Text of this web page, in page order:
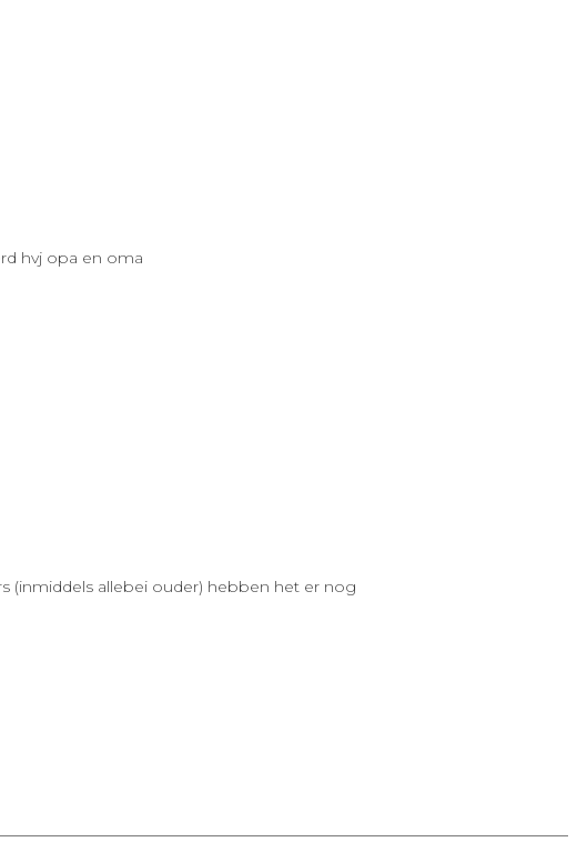
hvj opa en oma
(inmiddels allebei ouder) hebben het er nog